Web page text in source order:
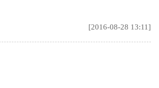
[2016-08-28 13:11]